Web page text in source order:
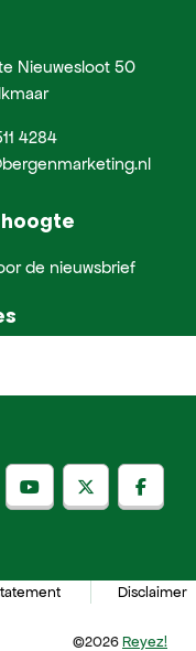
Nieuwesloot 50
4284
de nieuwsbrief
Disclaimer
©2026Reyez!